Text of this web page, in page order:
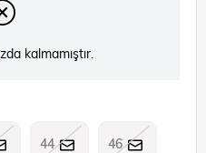
kalmamıştır.
44 46